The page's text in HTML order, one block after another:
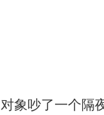
象吵了一个隔